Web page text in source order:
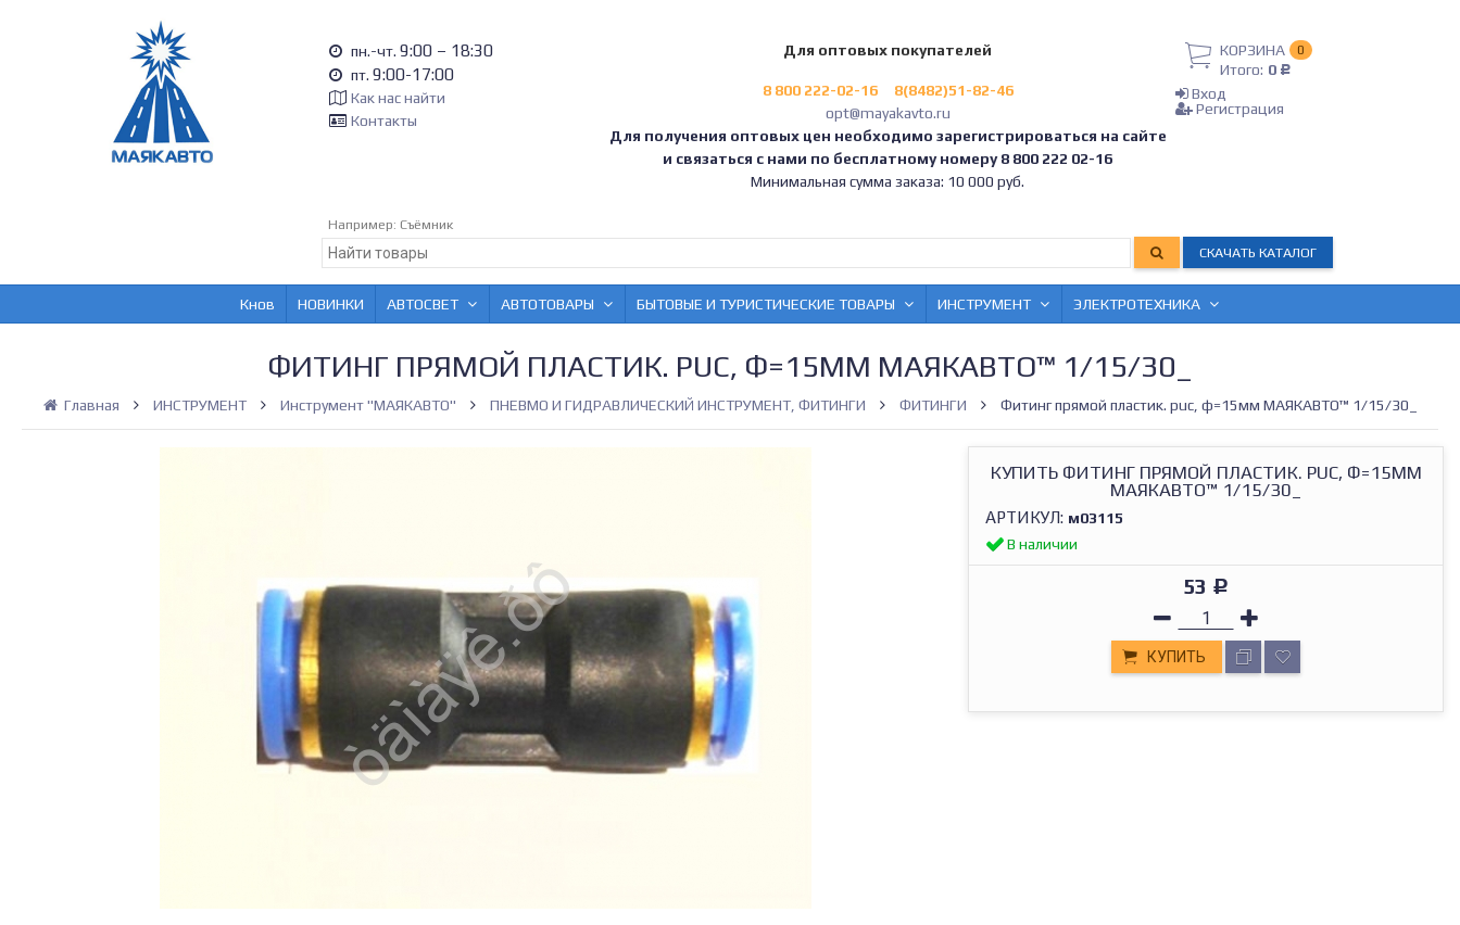
пн.-чт. 9:00 – 18:30
пт. 9:00-17:00
Как нас найти
Контакты
Для оптовых покупателей
8 800 222-02-16
8(8482)51-82-46
opt@mayakavto.ru
Для получения оптовых цен необходимо зарегистрироваться на сайте
и связаться с нами по бесплатному номеру 8 800 222 02-16
Минимальная сумма заказа: 10 000 руб.
КОРЗИНА 0
Итого: 0 Р
Вход
Регистрация
Например: Съёмник
СКАЧАТЬ КАТАЛОГ
Кнов НОВИНКИ АВТОСВЕТ АВТОТОВАРЫ БЫТОВЫЕ И ТУРИСТИЧЕСКИЕ ТОВАРЫ ИНСТРУМЕНТ ЭЛЕКТРОТЕХНИКА
ФИТИНГ ПРЯМОЙ ПЛАСТИК. PUC, Ф=15ММ МАЯКАВТО™ 1/15/30_
Главная ИНСТРУМЕНТ Инструмент "МАЯКАВТО" ПНЕВМО И ГИДРАВЛИЧЕСКИЙ ИНСТРУМЕНТ, ФИТИНГИ ФИТИНГИ Фитинг прямой пластик. puc, ф=15мм МАЯКАВТО™ 1/15/30_
КУПИТЬ ФИТИНГ ПРЯМОЙ ПЛАСТИК. PUC, Ф=15ММ
МАЯКАВТО™ 1/15/30_
АРТИКУЛ: м03115
В наличии
53 Р
КУПИТЬ